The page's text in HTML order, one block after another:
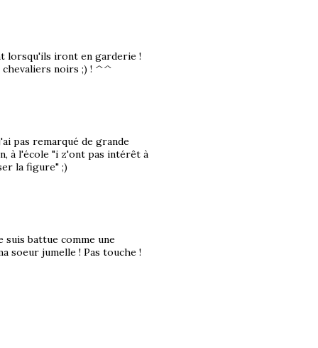
lorsqu'ils iront en garderie !
chevaliers noirs ;) ! ^^
pas remarqué de grande
à l'école "i z'ont pas intérêt à
la figure" ;)
suis battue comme une
soeur jumelle ! Pas touche !